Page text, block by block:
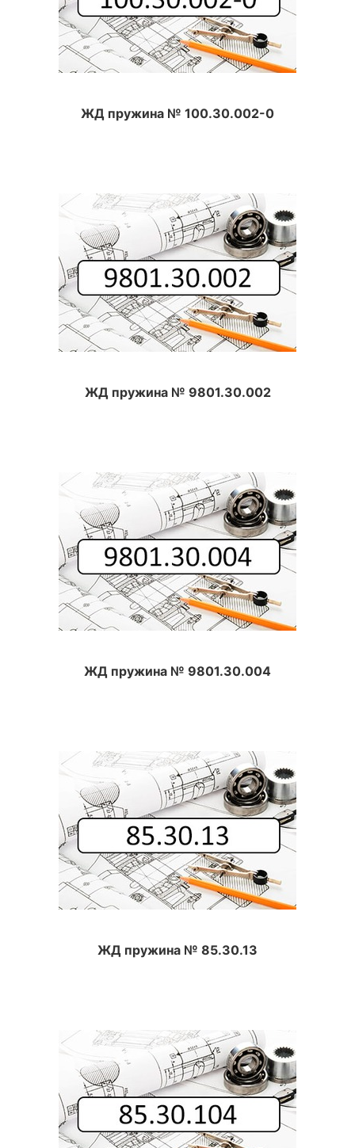
ЖД пружина № 100.30.002-0
ЖД пружина № 9801.30.002
ЖД пружина № 9801.30.004
ЖД пружина № 85.30.13